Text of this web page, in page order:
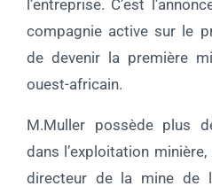
l’entreprise. C’est
compagnie active sur le
de devenir la première
ouest-africain.
M.Muller possède plus
dans l’exploitation
directeur de la mine de